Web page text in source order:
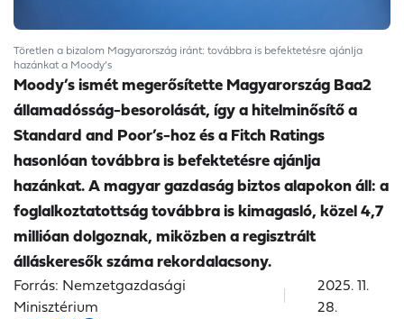
Töretlen a bizalom Magyarország iránt: továbbra is befektetésre ajánlja
hazánkat a Moody’s
Moody’s ismét megerősítette Magyarország Baa2
államadósság-besorolását, így a hitelminősítő a
Standard and Poor’s-hoz és a Fitch Ratings
hasonlóan továbbra is befektetésre ajánlja
hazánkat. A magyar gazdaság biztos alapokon áll: a
foglalkoztatottság továbbra is kimagasló, közel 4,7
millióan dolgoznak, miközben a regisztrált
álláskeresők száma rekordalacsony.
Forrás: Nemzetgazdasági
Minisztérium
2025. 11.
28.